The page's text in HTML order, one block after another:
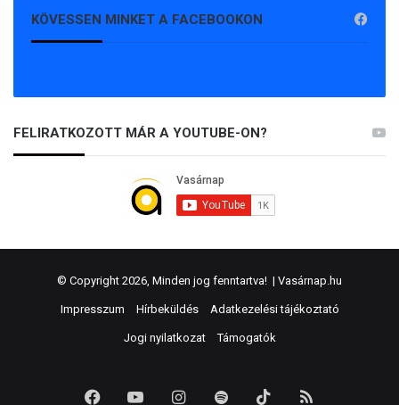
KÖVESSEN MINKET A FACEBOOKON
FELIRATKOZOTT MÁR A YOUTUBE-ON?
© Copyright 2026, Minden jog fenntartva! | Vasárnap.hu
Impresszum Hírbeküldés Adatkezelési tájékoztató
Jogi nyilatkozat Támogatók
FacebookYouTubeInstagram
Spotify TikTok